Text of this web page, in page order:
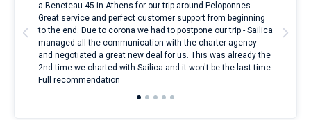
a Beneteau 45 in Athens for our trip around Peloponnes.
Great service and perfect customer support from beginning
to the end. Due to corona we had to postpone our trip - Sailica
managed all the communication with the charter agency
and negotiated a great new deal for us. This was already the
2nd time we charted with Sailica and it won't be the last time.
Full recommendation